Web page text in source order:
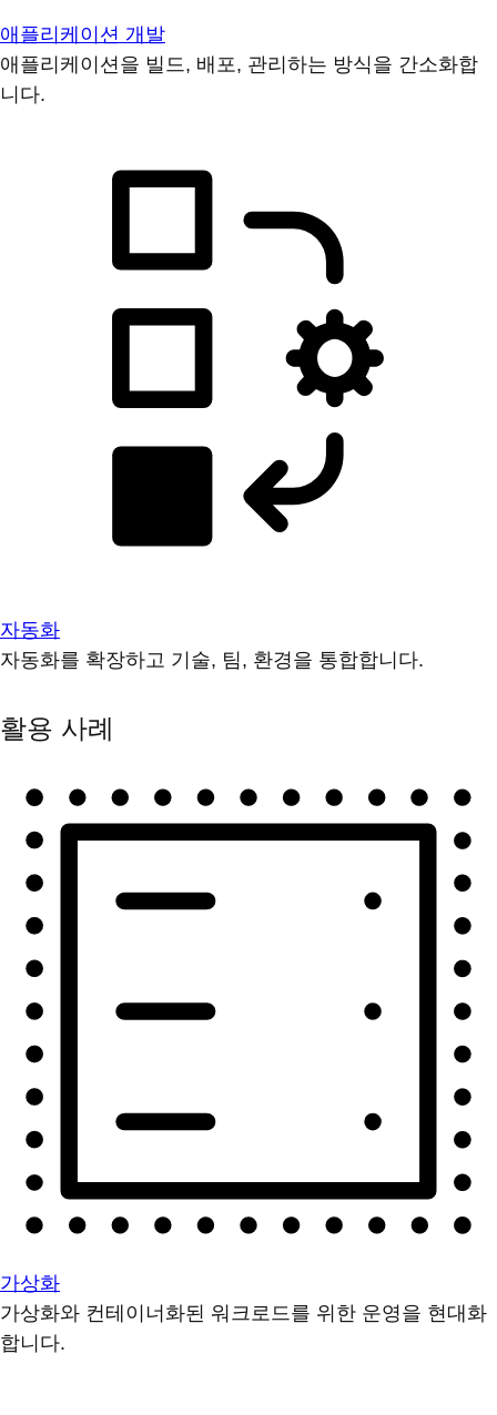
애플리케이션 개발
애플리케이션을 빌드, 배포, 관리하는 방식을 간소화합
니다.
자동화
자동화를 확장하고 기술, 팀, 환경을 통합합니다.
활용 사례
가상화
가상화와 컨테이너화된 워크로드를 위한 운영을 현대화
합니다.